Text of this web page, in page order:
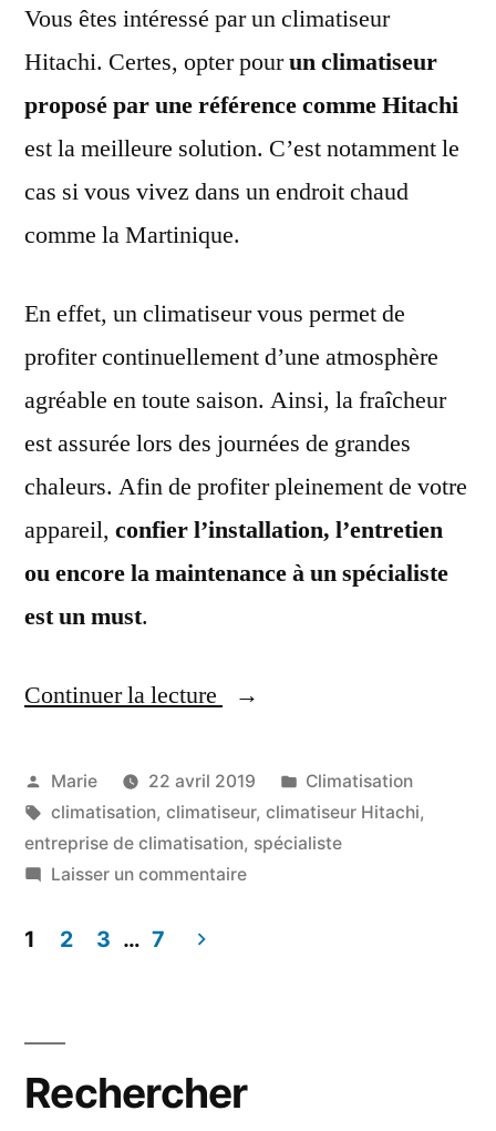
Vous êtes intéressé par un climatiseur
Hitachi. Certes, opter pourun climatiseur
proposé par une référence comme Hitachi
est la meilleure solution. C’est notamment le
cas si vous vivez dans un endroit chaud
comme la Martinique.
En effet, un climatiseur vous permet de
profiter continuellement d’une atmosphère
agréable en toute saison. Ainsi, la fraîcheur
est assurée lors des journées de grandes
chaleurs. Afin de profiter pleinement de votre
appareil, confier l’installation, l’entretien
ou encore la maintenance à un spécialiste
est un must.
Continuer la lecture
« Votre
climatiseur
Hitachi
en
Publié
par
Marie 22 avril 2019
Publié
dans
Climatisation
Étiquettes :
climatisation, climatiseur, climatiseur Hitachi,
entreprise de climatisation, spécialiste
Laisser un commentairesur
des
publications
1 2 3 … 7
Rechercher